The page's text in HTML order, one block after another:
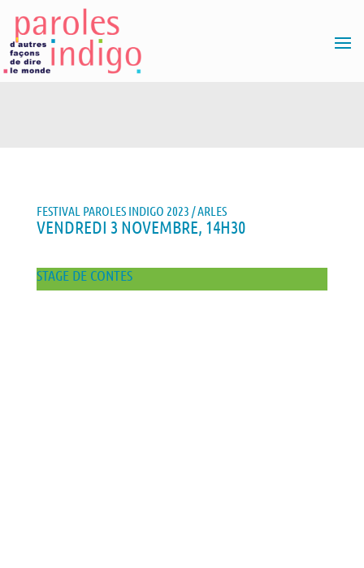
FESTIVAL PAROLES INDIGO 2023 / ARLES
VENDREDI 3 NOVEMBRE, 14H30
STAGE DE CONTES